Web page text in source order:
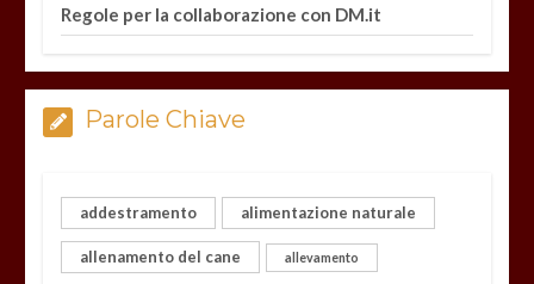
Regole per la collaborazione con DM.it
Parole Chiave
addestramento alimentazione naturale
allenamento del cane allevamento